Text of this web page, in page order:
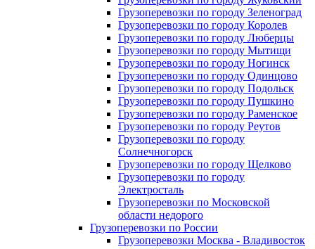
Грузоперевозки по городу Зеленоград
Грузоперевозки по городу Королев
Грузоперевозки по городу Люберцы
Грузоперевозки по городу Мытищи
Грузоперевозки по городу Ногинск
Грузоперевозки по городу Одинцово
Грузоперевозки по городу Подольск
Грузоперевозки по городу Пушкино
Грузоперевозки по городу Раменское
Грузоперевозки по городу Реутов
Грузоперевозки по городу
Солнечногорск
Грузоперевозки по городу Щелково
Грузоперевозки по городу
Электросталь
Грузоперевозки по Московской
области недорого
Грузоперевозки по России
Грузоперевозки Москва - Владивосток